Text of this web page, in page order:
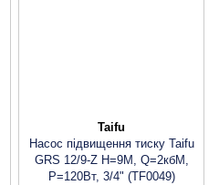
Taifu
Насос підвищення тиску Taifu
GRS 12/9-Z Н=9М, Q=2кбМ,
P=120Вт, 3/4" (TF0049)